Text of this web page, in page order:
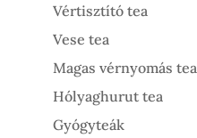
Vértisztító tea
Vese tea
Magas vérnyomás tea
Hólyaghurut tea
Gyógyteák